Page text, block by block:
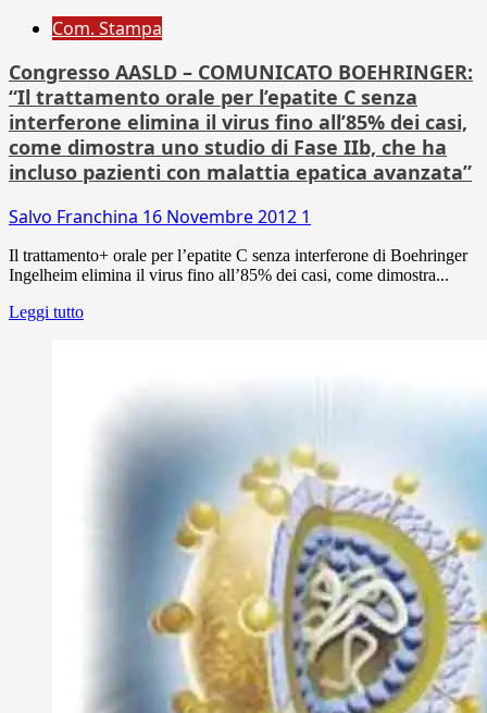
Com. Stampa
Congresso AASLD – COMUNICATO BOEHRINGER:
“Il trattamento orale per l’epatite C senza
interferone elimina il virus fino all’85% dei casi,
come dimostra uno studio di Fase IIb, che ha
incluso pazienti con malattia epatica avanzata”
Salvo Franchina 16 Novembre 2012 1
Il trattamento+ orale per l’epatite C senza interferone di Boehringer
Ingelheim elimina il virus fino all’85% dei casi, come dimostra...
Leggi tutto